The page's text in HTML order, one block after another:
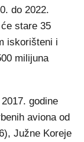
do 2022.
stare 35
iskorišteni i
milijuna
godine
aviona od
Južne Koreje